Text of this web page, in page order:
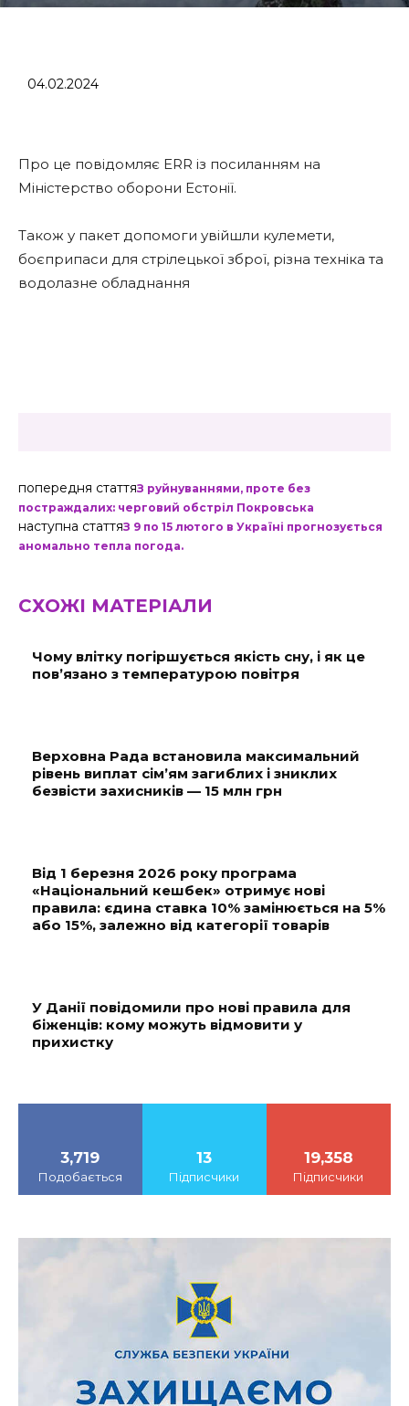
04.02.2024
Про це повідомляє ERR із посиланням на
Міністерство оборони Естонії.
Також у пакет допомоги увійшли кулемети,
боєприпаси для стрілецької зброї, різна техніка та
водолазне обладнання
попередня статтяЗ руйнуваннями, проте без
постраждалих: черговий обстріл Покровська
наступна статтяЗ 9 по 15 лютого в Україні прогнозується
аномально тепла погода.
СХОЖІ МАТЕРІАЛИ
Чому влітку погіршується якість сну, і як це
пов’язано з температурою повітря
Верховна Рада встановила максимальний
рівень виплат сім’ям загиблих і зниклих
безвісти захисників — 15 млн грн
Від 1 березня 2026 року програма
«Національний кешбек» отримує нові
правила: єдина ставка 10% замінюється на 5%
або 15%, залежно від категорії товарів
У Данії повідомили про нові правила для
біженців: кому можуть відмовити у
прихистку
3,719
Подобається
13
Підписчики
19,358
Підписчики